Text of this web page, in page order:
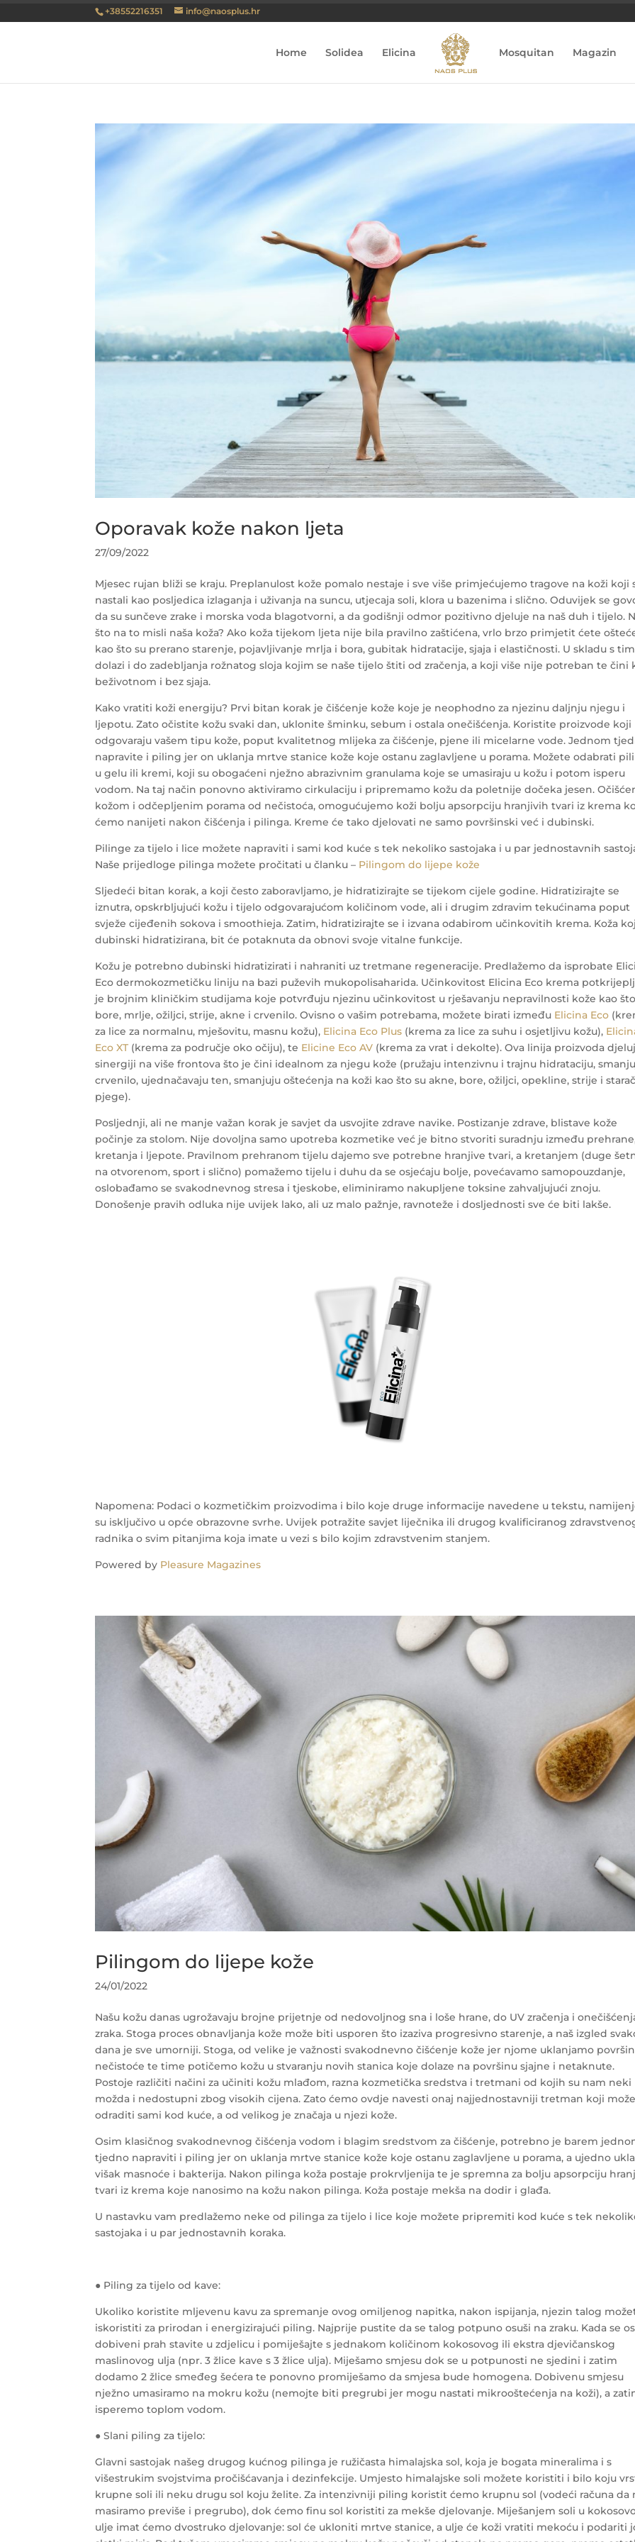
+38552216351 info@naosplus.hr
Home Solidea Elicina Mosquitan Magazin
Oporavak kože nakon ljeta
27/09/2022
Mjesec rujan bliži se kraju. Preplanulost kože pomalo nestaje i sve više primjećujemo tragove na koži koji
nastali kao posljedica izlaganja i uživanja na suncu, utjecaja soli, klora u bazenima i slično. Oduvijek se
da su sunčeve zrake i morska voda blagotvorni, a da godišnji odmor pozitivno djeluje na naš duh i tijelo.
što na to misli naša koža? Ako koža tijekom ljeta nije bila pravilno zaštićena, vrlo brzo primjetit ćete
kao što su prerano starenje, pojavljivanje mrlja i bora, gubitak hidratacije, sjaja i elastičnosti. U skladu s
dolazi i do zadebljanja rožnatog sloja kojim se naše tijelo štiti od zračenja, a koji više nije potreban te čini
beživotnom i bez sjaja.
Kako vratiti koži energiju? Prvi bitan korak je čišćenje kože koje je neophodno za njezinu daljnju njegu i
ljepotu. Zato očistite kožu svaki dan, uklonite šminku, sebum i ostala onečišćenja. Koristite proizvode koji
odgovaraju vašem tipu kože, poput kvalitetnog mlijeka za čišćenje, pjene ili micelarne vode. Jednom
napravite i piling jer on uklanja mrtve stanice kože koje ostanu zaglavljene u porama. Možete odabrati
u gelu ili kremi, koji su obogaćeni nježno abrazivnim granulama koje se umasiraju u kožu i potom isperu
vodom. Na taj način ponovno aktiviramo cirkulaciju i pripremamo kožu da poletnije dočeka jesen.
kožom i odčepljenim porama od nečistoća, omogućujemo koži bolju apsorpciju hranjivih tvari iz krema
ćemo nanijeti nakon čišćenja i pilinga. Kreme će tako djelovati ne samo površinski već i dubinski.
Pilinge za tijelo i lice možete napraviti i sami kod kuće s tek nekoliko sastojaka i u par jednostavnih
Naše prijedloge pilinga možete pročitati u članku – Pilingom do lijepe kože
Sljedeći bitan korak, a koji često zaboravljamo, je hidratizirajte se tijekom cijele godine. Hidratizirajte se
iznutra, opskrbljujući kožu i tijelo odgovarajućom količinom vode, ali i drugim zdravim tekućinama poput
svježe cijeđenih sokova i smoothieja. Zatim, hidratizirajte se i izvana odabirom učinkovitih krema. Koža
dubinski hidratizirana, bit će potaknuta da obnovi svoje vitalne funkcije.
Kožu je potrebno dubinski hidratizirati i nahraniti uz tretmane regeneracije. Predlažemo da isprobate
Eco dermokozmetičku liniju na bazi puževih mukopolisaharida. Učinkovitost Elicina Eco krema
je brojnim kliničkim studijama koje potvrđuju njezinu učinkovitost u rješavanju nepravilnosti kože kao
bore, mrlje, ožiljci, strije, akne i crvenilo. Ovisno o vašim potrebama, možete birati između Elicina Eco
za lice za normalnu, mješovitu, masnu kožu), Elicina Eco Plus (krema za lice za suhu i osjetljivu kožu),
Eco XT (krema za područje oko očiju), te Elicine Eco AV (krema za vrat i dekolte). Ova linija proizvoda
sinergiji na više frontova što je čini idealnom za njegu kože (pružaju intenzivnu i trajnu hidrataciju,
crvenilo, ujednačavaju ten, smanjuju oštećenja na koži kao što su akne, bore, ožiljci, opekline, strije i
pjege).
Posljednji, ali ne manje važan korak je savjet da usvojite zdrave navike. Postizanje zdrave, blistave kože
počinje za stolom. Nije dovoljna samo upotreba kozmetike već je bitno stvoriti suradnju između
kretanja i ljepote. Pravilnom prehranom tijelu dajemo sve potrebne hranjive tvari, a kretanjem (duge
na otvorenom, sport i slično) pomažemo tijelu i duhu da se osjećaju bolje, povećavamo samopouzdanje,
oslobađamo se svakodnevnog stresa i tjeskobe, eliminiramo nakupljene toksine zahvaljujući znoju.
Donošenje pravih odluka nije uvijek lako, ali uz malo pažnje, ravnoteže i dosljednosti sve će biti lakše.
Napomena: Podaci o kozmetičkim proizvodima i bilo koje druge informacije navedene u tekstu,
su isključivo u opće obrazovne svrhe. Uvijek potražite savjet liječnika ili drugog kvalificiranog
radnika o svim pitanjima koja imate u vezi s bilo kojim zdravstvenim stanjem.
Powered by Pleasure Magazines
Pilingom do lijepe kože
24/01/2022
Našu kožu danas ugrožavaju brojne prijetnje od nedovoljnog sna i loše hrane, do UV zračenja i
zraka. Stoga proces obnavljanja kože može biti usporen što izaziva progresivno starenje, a naš izgled
dana je sve umorniji. Stoga, od velike je važnosti svakodnevno čišćenje kože jer njome uklanjamo
nečistoće te time potičemo kožu u stvaranju novih stanica koje dolaze na površinu sjajne i netaknute.
Postoje različiti načini za učiniti kožu mlađom, razna kozmetička sredstva i tretmani od kojih su nam neki
možda i nedostupni zbog visokih cijena. Zato ćemo ovdje navesti onaj najjednostavniji tretman koji
odraditi sami kod kuće, a od velikog je značaja u njezi kože.
Osim klasičnog svakodnevnog čišćenja vodom i blagim sredstvom za čišćenje, potrebno je barem
tjedno napraviti i piling jer on uklanja mrtve stanice kože koje ostanu zaglavljene u porama, a ujedno
višak masnoće i bakterija. Nakon pilinga koža postaje prokrvljenija te je spremna za bolju apsorpciju
tvari iz krema koje nanosimo na kožu nakon pilinga. Koža postaje mekša na dodir i glađa.
U nastavku vam predlažemo neke od pilinga za tijelo i lice koje možete pripremiti kod kuće s tek
sastojaka i u par jednostavnih koraka.
● Piling za tijelo od kave:
Ukoliko koristite mljevenu kavu za spremanje ovog omiljenog napitka, nakon ispijanja, njezin talog
iskoristiti za prirodan i energizirajući piling. Najprije pustite da se talog potpuno osuši na zraku. Kada se
dobiveni prah stavite u zdjelicu i pomiješajte s jednakom količinom kokosovog ili ekstra djevičanskog
maslinovog ulja (npr. 3 žlice kave s 3 žlice ulja). Miješamo smjesu dok se u potpunosti ne sjedini i zatim
dodamo 2 žlice smeđeg šećera te ponovno promiješamo da smjesa bude homogena. Dobivenu smjesu
nježno umasiramo na mokru kožu (nemojte biti pregrubi jer mogu nastati mikrooštećenja na koži), a
isperemo toplom vodom.
● Slani piling za tijelo:
Glavni sastojak našeg drugog kućnog pilinga je ružičasta himalajska sol, koja je bogata mineralima i s
višestrukim svojstvima pročišćavanja i dezinfekcije. Umjesto himalajske soli možete koristiti i bilo koju
krupne soli ili neku drugu sol koju želite. Za intenzivniji piling koristit ćemo krupnu sol (vodeći računa da
masiramo previše i pregrubo), dok ćemo finu sol koristiti za mekše djelovanje. Miješanjem soli u
ulje imat ćemo dvostruko djelovanje: sol će ukloniti mrtve stanice, a ulje će koži vratiti mekoću i podariti